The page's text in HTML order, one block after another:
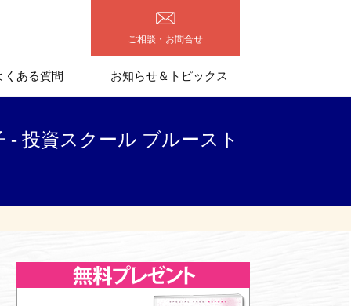
ご相談・お問合せ
くある質問 お知らせ＆トピックス
- 投資スクール ブルースト